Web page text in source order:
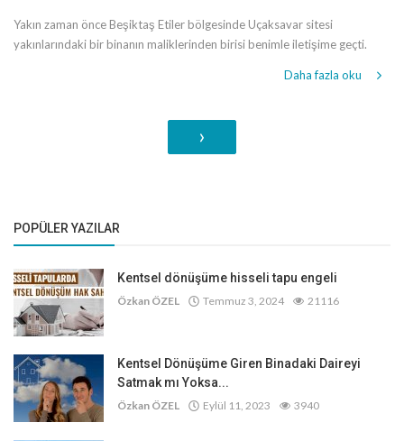
Yakın zaman önce Beşiktaş Etiler bölgesinde Uçaksavar sitesi
yakınlarındaki bir binanın maliklerinden birisi benimle iletişime geçti.
Daha fazla oku
›
POPÜLER YAZILAR
Kentsel dönüşüme hisseli tapu engeli
Özkan ÖZEL Temmuz 3, 2024 21116
Kentsel Dönüşüme Giren Binadaki Daireyi
Satmak mı Yoksa...
Özkan ÖZEL Eylül 11, 2023 3940